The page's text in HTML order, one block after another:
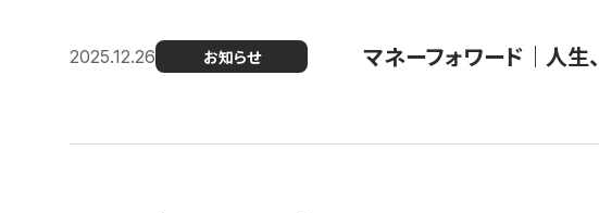
2025.12.26 お知らせ マネーフォワード｜人生